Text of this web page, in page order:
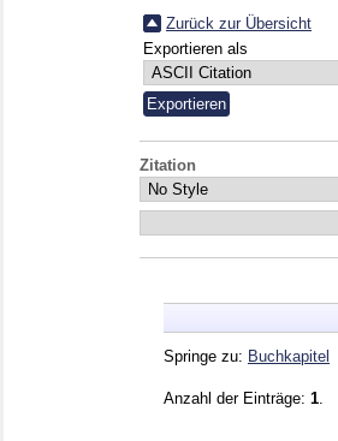
Zurück zur Übersicht
Exportieren als
Zitation
Springe zu: Buchkapitel
Anzahl der Einträge: 1